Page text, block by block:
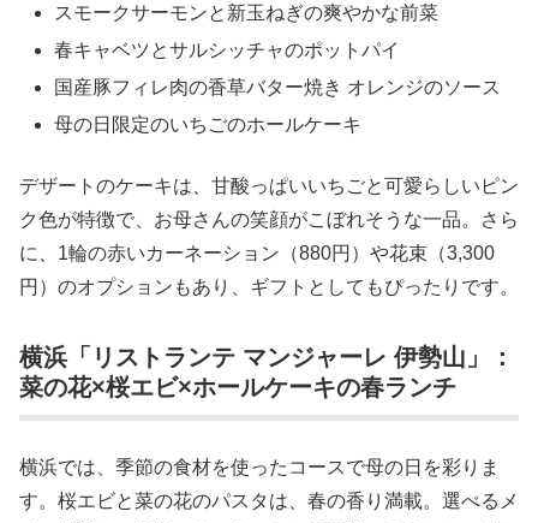
スモークサーモンと新玉ねぎの爽やかな前菜
春キャベツとサルシッチャのポットパイ
国産豚フィレ肉の香草バター焼き オレンジのソース
母の日限定のいちごのホールケーキ
デザートのケーキは、甘酸っぱいいちごと可愛らしいピン
ク色が特徴で、お母さんの笑顔がこぼれそうな一品。さら
に、1輪の赤いカーネーション（880円）や花束（3,300
円）のオプションもあり、ギフトとしてもぴったりです。
横浜「リストランテ マンジャーレ 伊勢山」：
菜の花×桜エビ×ホールケーキの春ランチ
横浜では、季節の食材を使ったコースで母の日を彩りま
す。桜エビと菜の花のパスタは、春の香り満載。選べるメ